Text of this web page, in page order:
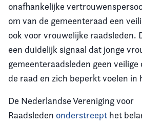
onafhankelijke
om van de gemeenteraad een
ook voor vrouwelijke raadsleden.
een duidelijk signaal dat jonge
gemeenteraadsleden geen
de raad en zich beperkt voelen in
De Nederlandse Vereniging voor
Raadsleden onderstreept het